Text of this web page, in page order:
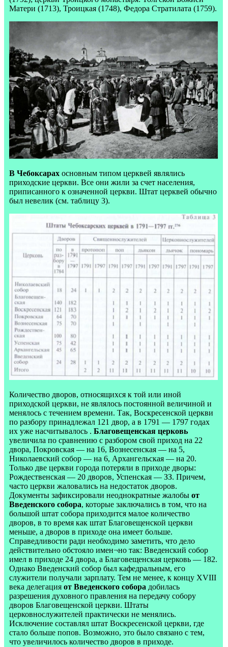
Матери (1713), Троицкая (1748), Федора Стратилата (1759).
В Чебоксарах основным типом церквей являлись
приходские церкви. Все они жили за счет населения,
приписанного к означенной церкви. Штат церквей обычно
был невелик (см. таблицу 3).
Количество дворов, относящихся к той или иной
приходской церкви, не являлось постоянной величиной и
менялось с течением времени. Так, Воскресенской церкви
по разбору принадлежал 121 двор, а в 1791 — 1797 годах
их уже насчитывалось . Благовещенская церковь
увеличила по сравнению с разбором свой приход на 22
двора, Покровская — на 16, Вознесенская — на 5,
Николаевский собор — на 6, Архангельская — на 20.
Только две церкви города потеряли в приходе дворы:
Рождественская — 20 дворов, Успенская — ЗЗ. Причем,
часто церкви жаловались на недостаток дворов.
Документы зафиксировали неоднократные жалобы от
Введенского собора, которые заключались в том, что на
большой штат собора приходится малое количество
дворов, в то время как штат Благовещенской церкви
меньше, а дворов в приходе она имеет больше.
Справедливости ради необходимо заметить, что дело
действительно обстояло имен¬но так: Введенский собор
имел в приходе 24 двора, а Благовещенская церковь — 182.
Однако Введенский собор был кафедральным, его
служители получали зарплату. Тем не менее, к концу XVIII
века делегация от Введенского собора добилась
разрешения духовного правления на передачу собору
дворов Благовещенской церкви. Штаты
церковнослужителей практически не менялись.
Исключение составлял штат Воскресенской церкви, где
стало больше попов. Возможно, это было связано с тем,
что увеличилось количество дворов в приходе.